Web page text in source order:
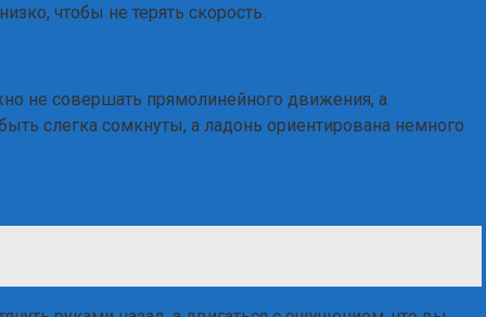
чтобы не терять скорость.
не совершать прямолинейного движения, а
слегка сомкнуты, а ладонь ориентирована немного